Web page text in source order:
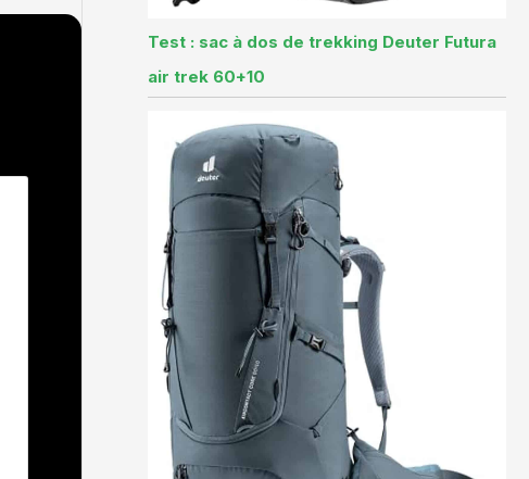
Test : sac à dos de trekking Deuter Futura
air trek 60+10